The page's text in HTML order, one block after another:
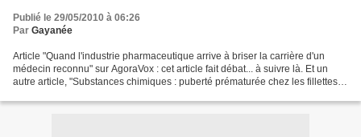
Publié le 29/05/2010 à 06:26
Par Gayanée
Article "Quand l'industrie pharmaceutique arrive à briser la carrière d'un
médecin reconnu" sur AgoraVox : cet article fait débat... à suivre là. Et un
autre article, "Substances chimiques : puberté prématurée chez les fillettes ",